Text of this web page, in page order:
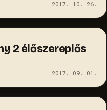
2017. 10. 26.
2 élőszereplős
2017. 09. 01.